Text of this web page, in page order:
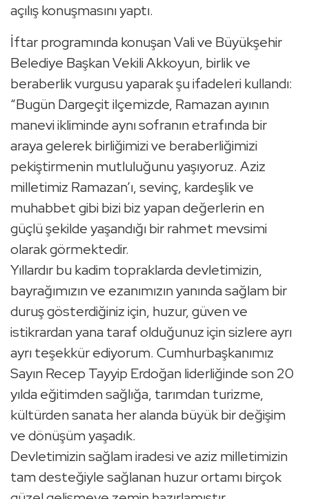
açılış konuşmasını yaptı.
İftar programında konuşan Vali ve Büyükşehir
Belediye Başkan Vekili Akkoyun, birlik ve
beraberlik vurgusu yaparak şu ifadeleri kullandı:
“Bugün Dargeçit ilçemizde, Ramazan ayının
manevi ikliminde aynı sofranın etrafında bir
araya gelerek birliğimizi ve beraberliğimizi
pekiştirmenin mutluluğunu yaşıyoruz. Aziz
milletimiz Ramazan’ı, sevinç, kardeşlik ve
muhabbet gibi bizi biz yapan değerlerin en
güçlü şekilde yaşandığı bir rahmet mevsimi
olarak görmektedir.
Yıllardır bu kadim topraklarda devletimizin,
bayrağımızın ve ezanımızın yanında sağlam bir
duruş gösterdiğiniz için, huzur, güven ve
istikrardan yana taraf olduğunuz için sizlere ayrı
ayrı teşekkür ediyorum. Cumhurbaşkanımız
Sayın Recep Tayyip Erdoğan liderliğinde son 20
yılda eğitimden sağlığa, tarımdan turizme,
kültürden sanata her alanda büyük bir değişim
ve dönüşüm yaşadık.
Devletimizin sağlam iradesi ve aziz milletimizin
tam desteğiyle sağlanan huzur ortamı birçok